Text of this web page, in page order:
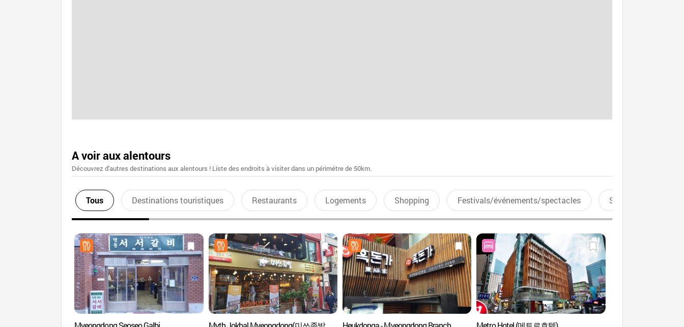
A voir aux alentours
Découvrez d'autres destinations aux alentours ! Liste des endroits à visiter dans un périmétre de 50km.
Tous Destinations touristiques Restaurants Logements Shopping Festivals/événements/spectacles Sports aquatiques